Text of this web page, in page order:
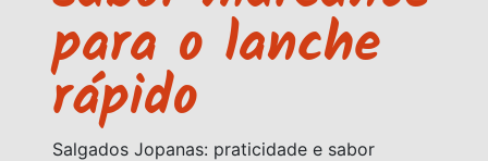
para o lanche
rápido
Salgados Jopanas: praticidade e sabor